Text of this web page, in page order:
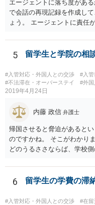
エージェントに落ち度があ
で会話の再現記録を作成し
ょう。 エージェントに責任
5 留学生と学院の相
#入管対応・外国人との交渉 #入管
#不法滞在・オーバーステイ
#外国
2019年4月24日
内藤 政信 弁護士
帰国させると脅迫があると
のですかね。 そこがわかり
どのうるささならば、学校
て、在留資格に問題が出る
ろですね。
6 留学生の学費の滞
#入管対応・外国人との交渉 #在留